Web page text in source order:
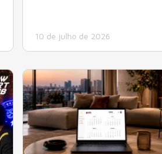
10 de julho de 2026